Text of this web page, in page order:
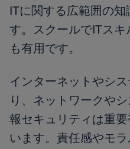
ITに関する広範囲の
す。スクールでITス
も有用です。
インターネットやシ
り、ネットワークや
報セキュリティは重
います。責任感やモ